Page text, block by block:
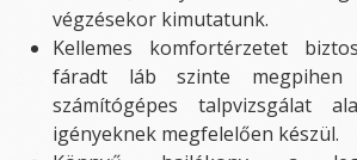
végzésekor kimutatunk.
Kellemes komfortérzetet
fáradt láb szinte
számítógépes talpvizsgálat
igényeknek megfelelően készül.